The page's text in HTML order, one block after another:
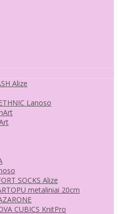
Alize
Lanoso
SOCKS Alize
metaliniai 20cm
CUBICS KnitPro